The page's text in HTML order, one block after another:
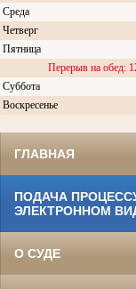
Среда
Четверг
Пятница
Перерыв на обед:
Суббота
Воскресенье
ГЛАВНАЯ
ПОДАЧА
ЭЛЕКТРОННОМ
О СУДЕ